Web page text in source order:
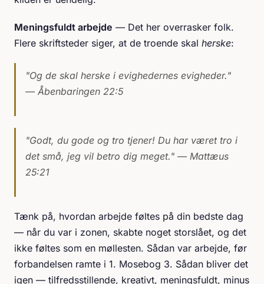
Meningsfuldt arbejde — Det her overrasker folk.
Flere skriftsteder siger, at de troende skal herske:
"Og de skal herske i evighedernes evigheder."
— Åbenbaringen 22:5
"Godt, du gode og tro tjener! Du har været tro i
det små, jeg vil betro dig meget." — Mattæus
25:21
Tænk på, hvordan arbejde føltes på din bedste dag
— når du var i zonen, skabte noget storslået, og det
ikke føltes som en møllesten. Sådan var arbejde, før
forbandelsen ramte i 1. Mosebog 3. Sådan bliver det
igen — tilfredsstillende, kreativt, meningsfuldt, minus